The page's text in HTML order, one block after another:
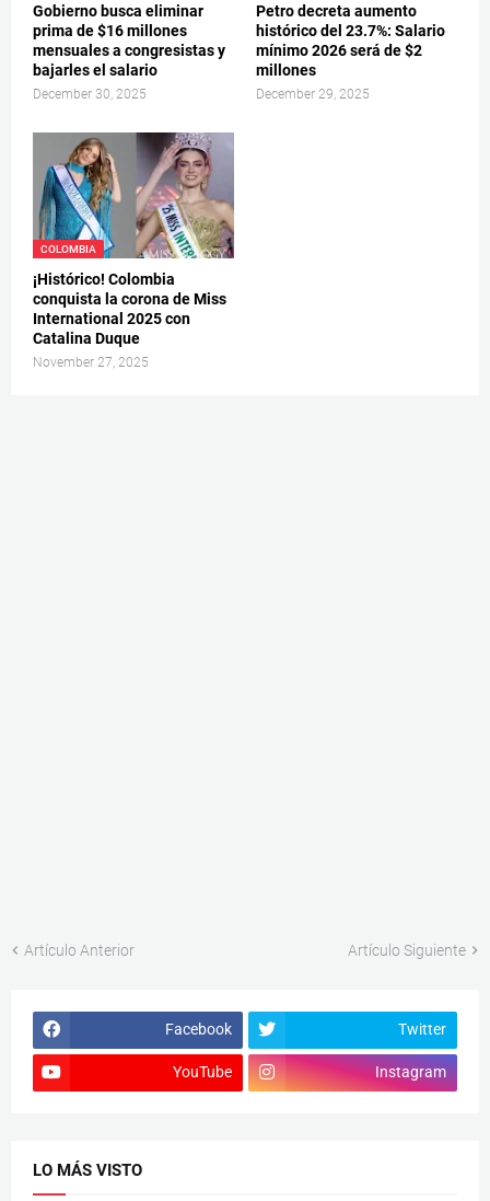
Gobierno busca eliminar
prima de $16 millones
mensuales a congresistas y
bajarles el salario
December 30, 2025
Petro decreta aumento
histórico del 23.7%: Salario
mínimo 2026 será de $2
millones
December 29, 2025
COLOMBIA
¡Histórico! Colombia
conquista la corona de Miss
International 2025 con
Catalina Duque
November 27, 2025
Artículo Anterior Artículo Siguiente
Facebook Twitter
YouTube Instagram
LO MÁS VISTO